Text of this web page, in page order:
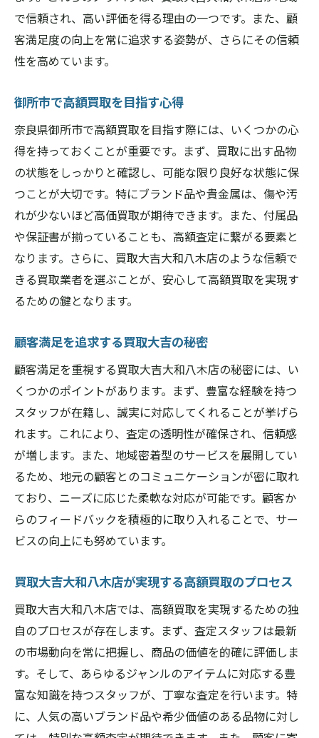
で信頼され、高い評価を得る理由の一つです。また、顧
客満足度の向上を常に追求する姿勢が、さらにその信頼
性を高めています。
御所市で高額買取を目指す心得
奈良県御所市で高額買取を目指す際には、いくつかの心
得を持っておくことが重要です。まず、買取に出す品物
の状態をしっかりと確認し、可能な限り良好な状態に保
つことが大切です。特にブランド品や貴金属は、傷や汚
れが少ないほど高価買取が期待できます。また、付属品
や保証書が揃っていることも、高額査定に繋がる要素と
なります。さらに、買取大吉大和八木店のような信頼で
きる買取業者を選ぶことが、安心して高額買取を実現す
るための鍵となります。
顧客満足を追求する買取大吉の秘密
顧客満足を重視する買取大吉大和八木店の秘密には、い
くつかのポイントがあります。まず、豊富な経験を持つ
スタッフが在籍し、誠実に対応してくれることが挙げら
れます。これにより、査定の透明性が確保され、信頼感
が増します。また、地域密着型のサービスを展開してい
るため、地元の顧客とのコミュニケーションが密に取れ
ており、ニーズに応じた柔軟な対応が可能です。顧客か
らのフィードバックを積極的に取り入れることで、サー
ビスの向上にも努めています。
買取大吉大和八木店が実現する高額買取のプロセス
買取大吉大和八木店では、高額買取を実現するための独
自のプロセスが存在します。まず、査定スタッフは最新
の市場動向を常に把握し、商品の価値を的確に評価しま
す。そして、あらゆるジャンルのアイテムに対応する豊
富な知識を持つスタッフが、丁寧な査定を行います。特
に、人気の高いブランド品や希少価値のある品物に対し